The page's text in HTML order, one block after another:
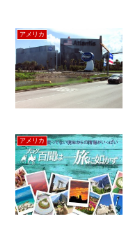
アメリカ
アメリカ